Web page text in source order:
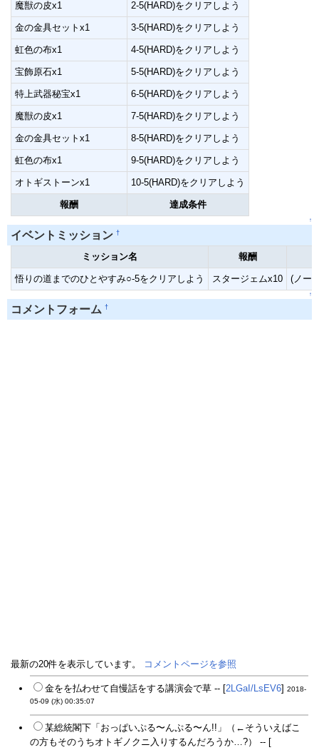
報酬 達成条件
魔獣の皮x1 2-5(HARD)をクリアしよう
金の金具セットx1 3-5(HARD)をクリアしよう
虹色の布x1 4-5(HARD)をクリアしよう
宝飾原石x1 5-5(HARD)をクリアしよう
特上武器秘宝x1 6-5(HARD)をクリアしよう
魔獣の皮x1 7-5(HARD)をクリアしよう
金の金具セットx1 8-5(HARD)をクリアしよう
虹色の布x1 9-5(HARD)をクリアしよう
オトギストーンx1 10-5(HARD)をクリアしよう
↑
イベントミッション †
ミッション名 報酬
悟りの道までのひとやすみ○-5をクリアしよう スタージェムx10 (ノー
↑
コメントフォーム †
最新の20件を表示しています。 コメントページを参照
金をを払わせて自慢話をする講演会で草 -- [2LGaI/LsEV6] 2018-
05-09 (水) 00:35:07
某総統閣下「おっぱいぷる〜んぷる〜ん!!」（←そういえばこ
の方もそのうちオトギノクニ入りするんだろうか…?） -- [